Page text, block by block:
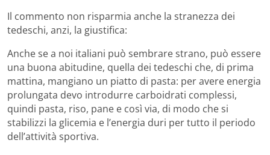
Il commento non risparmia anche la stranezza dei
tedeschi, anzi, la giustifica:
Anche se a noi italiani può sembrare strano, può essere
una buona abitudine, quella dei tedeschi che, di prima
mattina, mangiano un piatto di pasta: per avere energia
prolungata devo introdurre carboidrati complessi,
quindi pasta, riso, pane e così via, di modo che si
stabilizzi la glicemia e l’energia duri per tutto il periodo
dell’attività sportiva.